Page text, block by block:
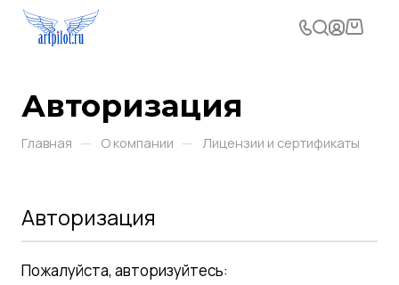
Авторизация
Главная — О компании — Лицензии и сертификаты
Авторизация
Пожалуйста, авторизуйтесь: